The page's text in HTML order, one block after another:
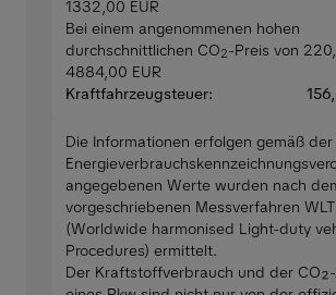
1332,00 EUR
Bei einem angenommenen hohen
durchschnittlichen CO2-Preis von
4884,00 EUR
Kraftfahrzeugsteuer:
Die Informationen erfolgen gemäß
angegebenen Werte wurden nach
vorgeschriebenen Messverfahren
(Worldwide harmonised Light-duty
Procedures) ermittelt.
Der Kraftstoffverbrauch und der